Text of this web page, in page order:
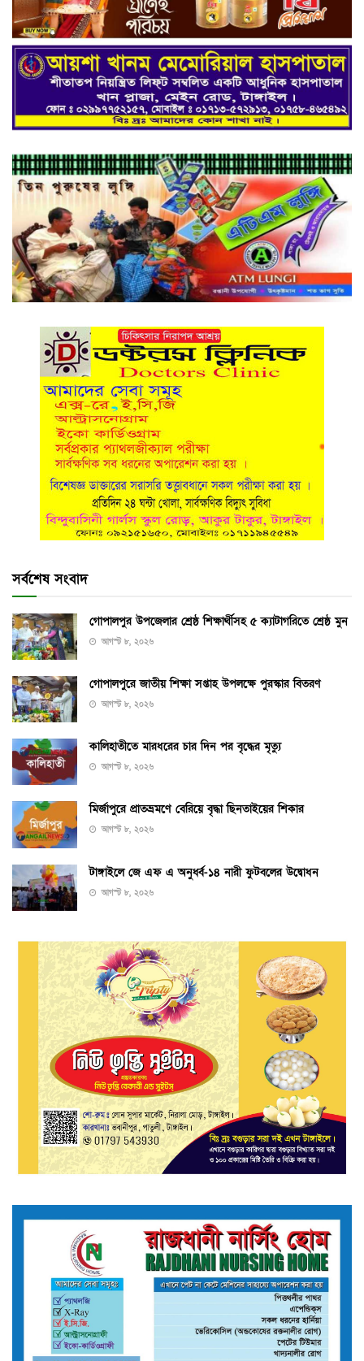
সর্বশেষ সংবাদ
গোপালপুর উপজেলার শ্রেষ্ঠ শিক্ষার্থীসহ ৫ ক্যাটাগরিতে শ্রেষ্ঠ মুন
আগস্ট ৮, ২০২৬
গোপালপুরে জাতীয় শিক্ষা সপ্তাহ উপলক্ষে পুরস্কার বিতরণ
আগস্ট ৮, ২০২৬
কালিহাতীতে মারধরের চার দিন পর বৃদ্ধের মৃত্যু
আগস্ট ৮, ২০২৬
মির্জাপুরে প্রাতভ্রমণে বেরিয়ে বৃদ্ধা ছিনতাইয়ের শিকার
আগস্ট ৮, ২০২৬
টাঙ্গাইলে জে এফ এ অনুর্ধ্ব-১৪ নারী ফুটবলের উদ্বোধন
আগস্ট ৮, ২০২৬